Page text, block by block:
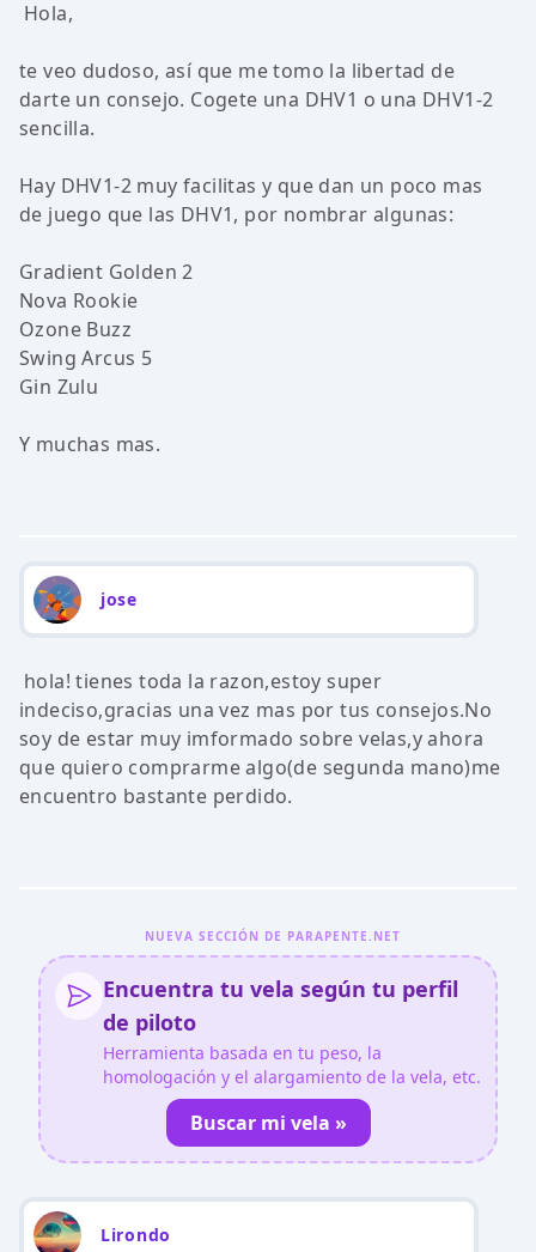
Hola,
te veo dudoso, así que me tomo la libertad de
darte un consejo. Cogete una DHV1 o una DHV1-2
sencilla.
Hay DHV1-2 muy facilitas y que dan un poco mas
de juego que las DHV1, por nombrar algunas:
Gradient Golden 2
Nova Rookie
Ozone Buzz
Swing Arcus 5
Gin Zulu
Y muchas mas.
jose
hola! tienes toda la razon,estoy super
indeciso,gracias una vez mas por tus consejos.No
soy de estar muy imformado sobre velas,y ahora
que quiero comprarme algo(de segunda mano)me
encuentro bastante perdido.
NUEVA SECCIÓN DE PARAPENTE.NET
Encuentra tu vela según tu perfil
de piloto
Herramienta basada en tu peso, la
homologación y el alargamiento de la vela, etc.
Buscar mi vela »
Lirondo